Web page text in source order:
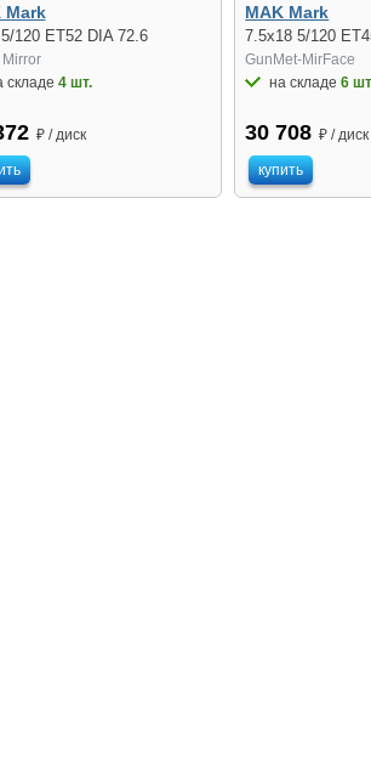
Mark
120 ET52 DIA 72.6
Mirror
складе 4 шт.
₽ / диск
MAK Mark
7.5x18 5/120
GunMet-MirFace
на складе6
30 708 ₽ / диск
купить